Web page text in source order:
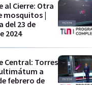
al Cierre: Otra
mosquitos |
del 23 de
2024
Central: Torres
a
febrero de